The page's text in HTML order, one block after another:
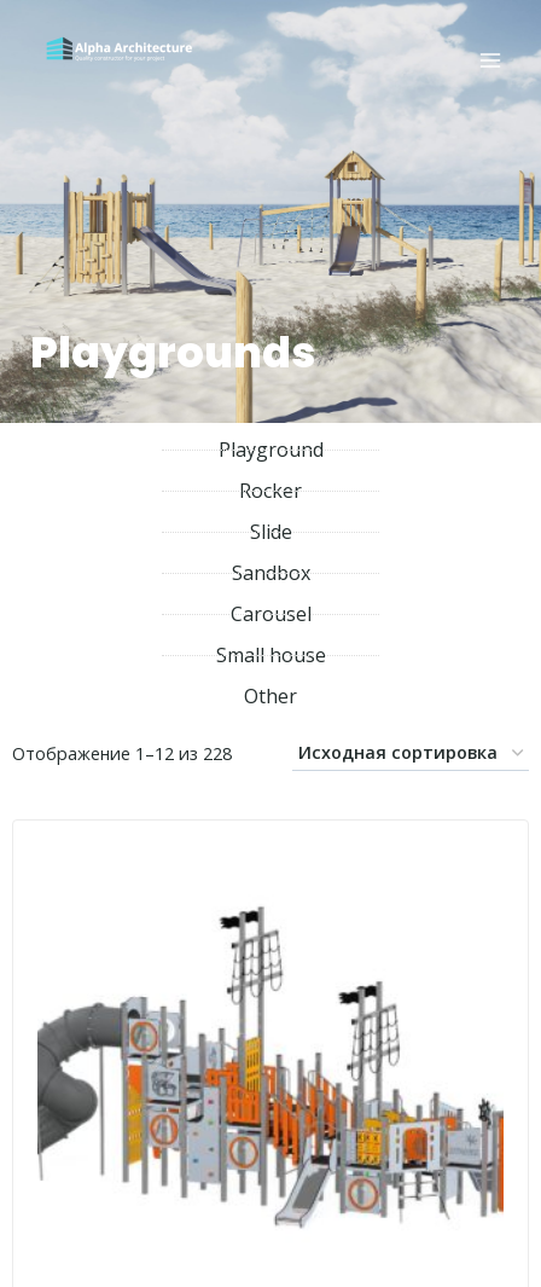
Playgrounds
Playground
Rocker
Slide
Sandbox
Carousel
Small house
Other
Отображение 1–12 из 228